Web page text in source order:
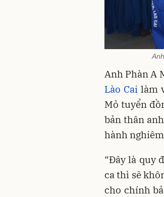
Anh Phàn A
Lào Cai làm
Mỏ tuyển
bản thân
hành
“Đây là quy
ca thì sẽ
cho chính